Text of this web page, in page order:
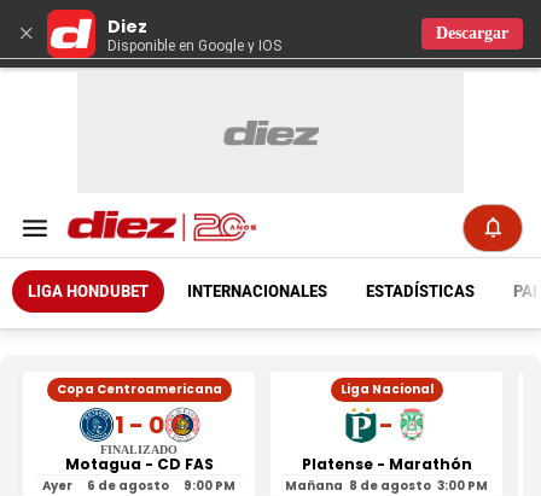
× Diez
Disponible en Google y IOS
Descargar
LIGA HONDUBET INTERNACIONALES ESTADÍSTICAS
Copa Centroamericana
1 - 0
FINALIZADO
Motagua - CD FAS
Ayer 6 de agosto 9:00 PM
Liga Nacional
-
Platense - Marathón
Mañana 8 de agosto 3:00 PM